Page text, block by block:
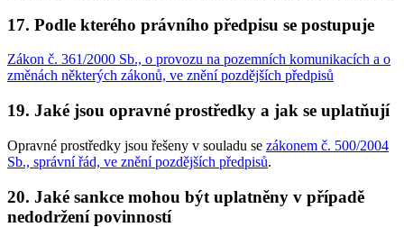
17. Podle kterého právního předpisu se postupuje
Zákon č. 361/2000 Sb., o provozu na pozemních komunikacích a o
změnách některých zákonů, ve znění pozdějších předpisů
19. Jaké jsou opravné prostředky a jak se uplatňují
Opravné prostředky jsou řešeny v souladu se zákonem č. 500/2004
Sb., správní řád, ve znění pozdějších předpisů.
20. Jaké sankce mohou být uplatněny v případě
nedodržení povinností